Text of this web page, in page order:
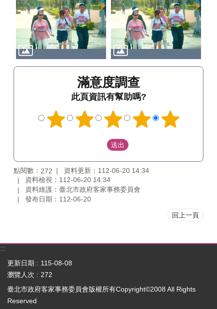
滿意度調查
此頁資訊有幫助嗎?
點閱數： 272
資料更新：112-06-20 14:34
資料檢視：112-06-20 14:34
資料維護：臺北市政府客家事務委員會
發布日期：112-06-20
回上一頁
:::
更新日期
115-08-08
瀏覽人次
272
臺北市政府客家事務委員會版權所有Copyright©2008 All Rights
Reserved